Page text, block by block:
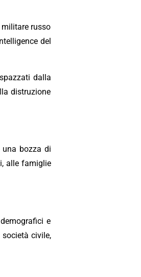
russo
del
dalla
distruzione
una bozza di
alle famiglie
e
civile,